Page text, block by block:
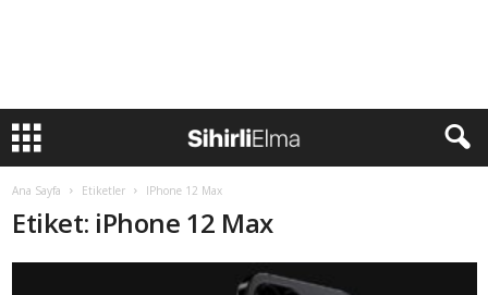
Ana Sayfa Etiketler IPhone 12 Max
Etiket: iPhone 12 Max